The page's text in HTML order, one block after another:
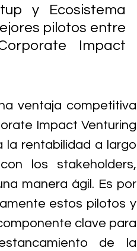
y Ecosistema
pilotos entre
Impact
ventaja competitiva
Impact Venturing
la rentabilidad a largo
los stakeholders,
manera ágil. Es por
estos pilotos y
clave para
de la